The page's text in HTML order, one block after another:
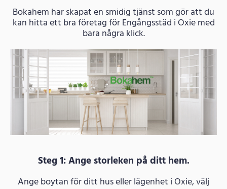
Bokahem har skapat en smidig tjänst som gör att du
kan hitta ett bra företag för Engångsstäd i Oxie med
bara några klick.
Steg 1: Ange storleken på ditt hem.
Ange boytan för ditt hus eller lägenhet i Oxie, välj